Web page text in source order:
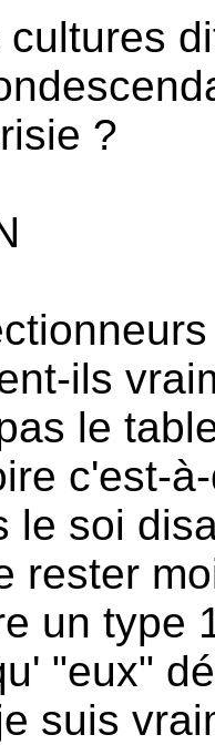
?
ils
le
c'est-
le soi
rester
un type
"eux"
suis